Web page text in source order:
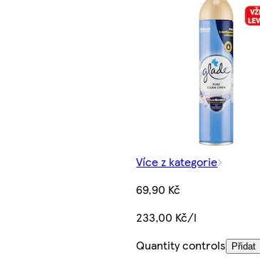
Více z kategorie
69,90 Kč
233,00 Kč/l
Quantity controls
Přidat